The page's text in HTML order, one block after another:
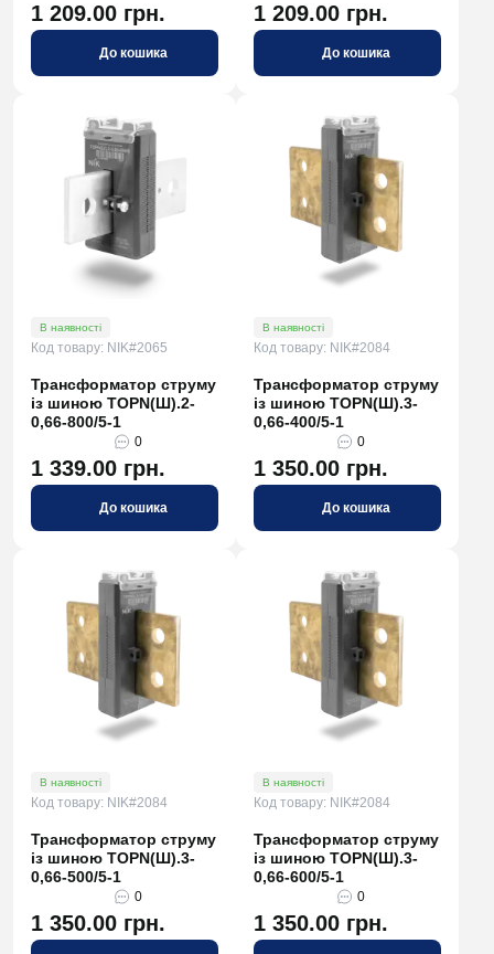
1 209.00 грн.
До кошика
1 209.00 грн.
До кошика
В наявності
Код товару: NIK#2065
Трансформатор струму
із шиною TOPN(Ш).2-
0,66-800/5-1
0
1 339.00 грн.
До кошика
В наявності
Код товару: NIK#2084
Трансформатор струму
із шиною TOPN(Ш).3-
0,66-400/5-1
0
1 350.00 грн.
До кошика
В наявності
Код товару: NIK#2084
Трансформатор струму
із шиною TOPN(Ш).3-
0,66-500/5-1
0
1 350.00 грн.
В наявності
Код товару: NIK#2084
Трансформатор струму
із шиною TOPN(Ш).3-
0,66-600/5-1
0
1 350.00 грн.